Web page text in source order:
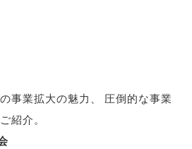
事業拡大の魅力
圧倒的な事業
紹介。